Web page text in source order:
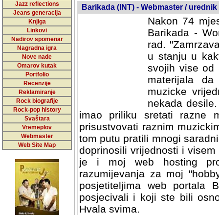
Jazz reflections
Jeans generacija
Knjiga
Linkovi
Nadirov spomenar
Nagradna igra
Nove nade
Omarov kutak
Portfolio
Recenzije
Reklamiranje
Rock biografije
Rock-pop history
Svaštara
Vremeplov
Webmaster
Web Site Map
Barikada (INT) - Webmaster / urednik
Nakon 74
Barikada -
rad.
u stanju u
svojih vise od
materijala
muzicke
nekada
imao priliku sretati razne
prisustvovati raznim
tom putu pratili mnogi
doprinosili vrijednosti i
je i moj web hosting
razumijevanja za moj
posjetiteljima web portala
posjecivali i koji ste bili
Hvala svima.